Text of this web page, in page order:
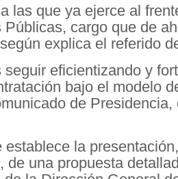
las que ya ejerce al
cargo que de
explica el referido
eficientizando y
bajo el modelo
de
la
una propuesta